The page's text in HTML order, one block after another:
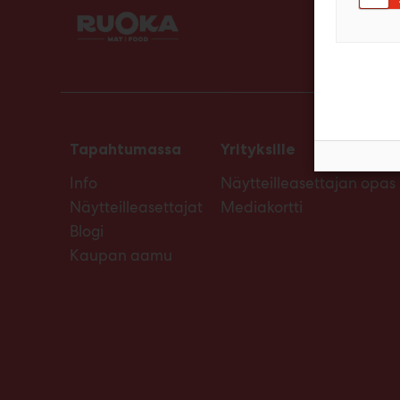
Tapahtumassa
Info
Näytteilleasettajat
Blogi
Kaupan aamu
Yrityksille
Näytteilleasettajan opas
Mediakortti